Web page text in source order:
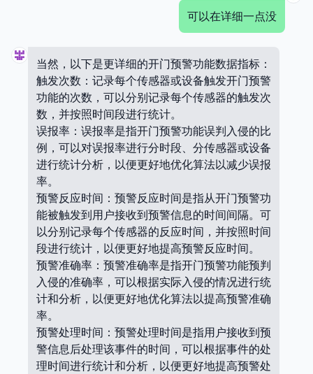
可以在详细一点没
当然，以下是更详细的开门预警功能数据指标：
触发次数：记录每个传感器或设备触发开门预警
功能的次数，可以分别记录每个传感器的触发次
数，并按照时间段进行统计。
误报率：误报率是指开门预警功能误判入侵的比
例，可以对误报率进行分时段、分传感器或设备
进行统计分析，以便更好地优化算法以减少误报
率。
预警反应时间：预警反应时间是指从开门预警功
能被触发到用户接收到预警信息的时间间隔。可
以分别记录每个传感器的反应时间，并按照时间
段进行统计，以便更好地提高预警反应时间。
预警准确率：预警准确率是指开门预警功能预判
入侵的准确率，可以根据实际入侵的情况进行统
计和分析，以便更好地优化算法以提高预警准确
率。
预警处理时间：预警处理时间是指用户接收到预
警信息后处理该事件的时间，可以根据事件的处
理时间进行统计和分析，以便更好地提高预警处